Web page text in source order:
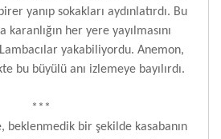
yanıp sokakları aydınlatırdı. Bu
karanlığın her yere yayılmasını
yakabiliyordu. Anemon,
bu büyülü anı izlemeye bayılırdı.
***
beklenmedik bir şekilde kasabanın